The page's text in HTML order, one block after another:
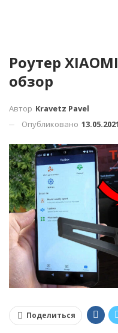
Роутер
обзор
Автор Kravetz Pavel
Опубликовано 13.05.2021
Поделиться